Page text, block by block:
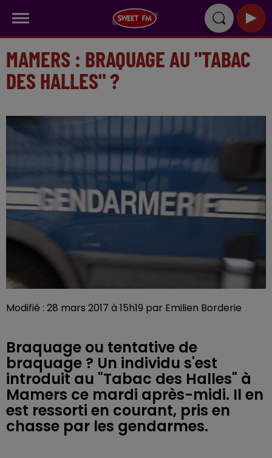
MAMERS : BRAQUAGE AU "TABAC
DES HALLES" ?
Modifié : 28 mars 2017 à 15h19 par Emilien Borderie
Braquage ou tentative de
braquage ? Un individu s'est
introduit au "Tabac des Halles" à
Mamers ce mardi après-midi. Il en
est ressorti en courant, pris en
chasse par les gendarmes.